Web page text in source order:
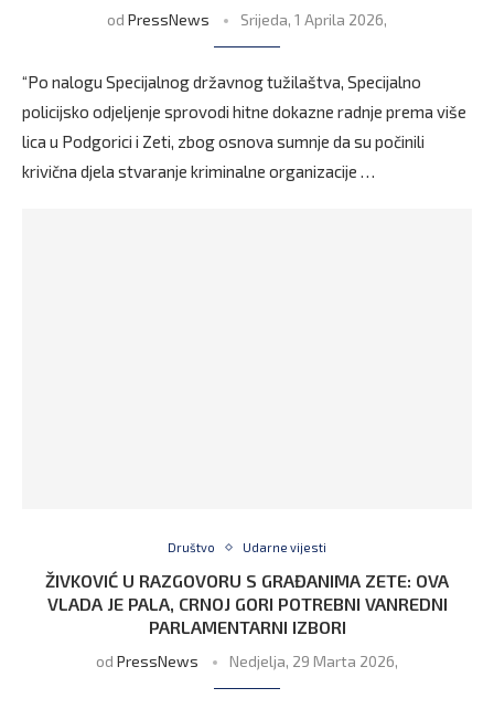
od PressNews Srijeda, 1 Aprila 2026,
“Po nalogu Specijalnog državnog tužilaštva, Specijalno
policijsko odjeljenje sprovodi hitne dokazne radnje prema više
lica u Podgorici i Zeti, zbog osnova sumnje da su počinili
krivična djela stvaranje kriminalne organizacije …
Društvo Udarne vijesti
ŽIVKOVIĆ U RAZGOVORU S GRAĐANIMA ZETE: OVA
VLADA JE PALA, CRNOJ GORI POTREBNI VANREDNI
PARLAMENTARNI IZBORI
od PressNews Nedjelja, 29 Marta 2026,